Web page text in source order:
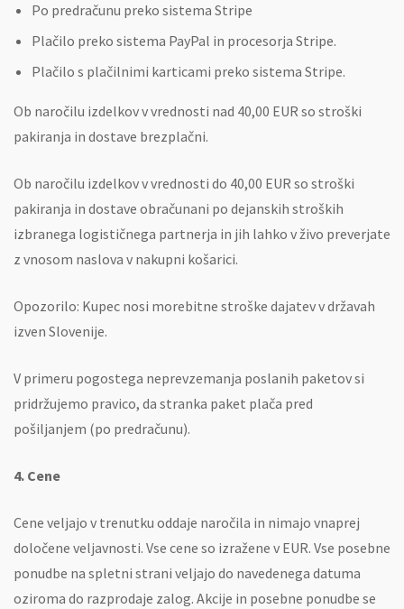
Po predračunu preko sistema Stripe
Plačilo preko sistema PayPal in procesorja Stripe.
Plačilo s plačilnimi karticami preko sistema Stripe.
Ob naročilu izdelkov v vrednosti nad 40,00 EUR so stroški
pakiranja in dostave brezplačni.
Ob naročilu izdelkov v vrednosti do 40,00 EUR so stroški
pakiranja in dostave obračunani po dejanskih stroških
izbranega logističnega partnerja in jih lahko v živo preverjate
z vnosom naslova v nakupni košarici.
Opozorilo: Kupec nosi morebitne stroške dajatev v državah
izven Slovenije.
V primeru pogostega neprevzemanja poslanih paketov si
pridržujemo pravico, da stranka paket plača pred
pošiljanjem (po predračunu).
4. Cene
Cene veljajo v trenutku oddaje naročila in nimajo vnaprej
določene veljavnosti. Vse cene so izražene v EUR. Vse posebne
ponudbe na spletni strani veljajo do navedenega datuma
oziroma do razprodaje zalog. Akcije in posebne ponudbe se